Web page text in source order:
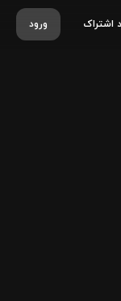
ورود اشتراک